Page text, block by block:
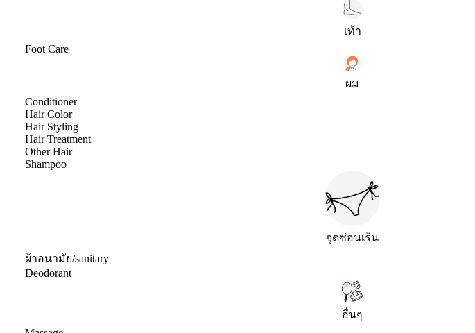
เท้า
Foot Care
ผม
Conditioner
Hair Color
Hair Styling
Hair Treatment
Other Hair
Shampoo
จุดซ่อนเร้น
ผ้าอนามัย/sanitary
Deodorant
อื่นๆ